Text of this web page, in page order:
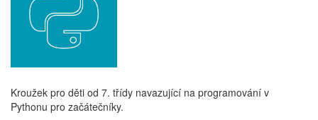
Kroužek pro děti od 7. třídy navazující na programování v
Pythonu pro začátečníky.